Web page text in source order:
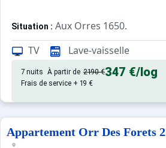
Situation : Aux Orres 1650.
Appartement de particulier :
TV Lave-vaisselle
7 nuits À partir de 2190 €347 €/log
Frais de service + 19 €
Appartement Orr Des Forets